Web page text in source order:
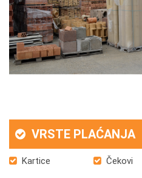
VRSTE PLAĆANJA
Kartice Čekovi